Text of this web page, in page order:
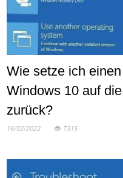
Wie setze ich
Windows 10 auf
zurück?
16/02/2022 7315